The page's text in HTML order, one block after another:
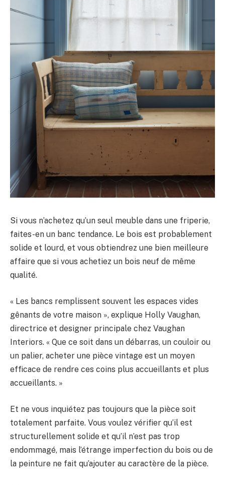
Si vous n’achetez qu’un seul meuble dans une friperie,
faites-en un banc tendance. Le bois est probablement
solide et lourd, et vous obtiendrez une bien meilleure
affaire que si vous achetiez un bois neuf de même
qualité.
« Les bancs remplissent souvent les espaces vides
gênants de votre maison », explique Holly Vaughan,
directrice et designer principale chez Vaughan
Interiors. « Que ce soit dans un débarras, un couloir ou
un palier, acheter une pièce vintage est un moyen
efficace de rendre ces coins plus accueillants et plus
accueillants. »
Et ne vous inquiétez pas toujours que la pièce soit
totalement parfaite. Vous voulez vérifier qu’il est
structurellement solide et qu’il n’est pas trop
endommagé, mais l’étrange imperfection du bois ou de
la peinture ne fait qu’ajouter au caractère de la pièce.